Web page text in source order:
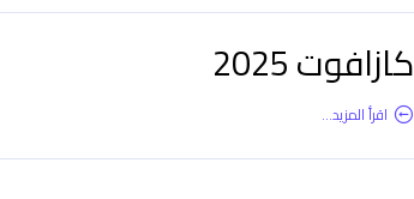
كازافوت 2025
اقرأ المزيد...